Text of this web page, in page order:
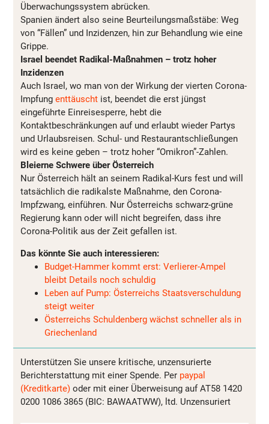
Überwachungssystem abrücken.
Spanien ändert also seine Beurteilungsmaßstäbe: Weg
von “Fällen” und Inzidenzen, hin zur Behandlung wie eine
Grippe.
Israel beendet Radikal-Maßnahmen – trotz hoher
Inzidenzen
Auch Israel, wo man von der Wirkung der vierten Corona-
Impfung enttäuscht ist, beendet die erst jüngst
eingeführte Einreisesperre, hebt die
Kontaktbeschränkungen auf und erlaubt wieder Partys
und Urlaubsreisen. Schul- und Restaurantschließungen
wird es keine geben – trotz hoher “Omikron”-Zahlen.
Bleierne Schwere über Österreich
Nur Österreich hält an seinem Radikal-Kurs fest und will
tatsächlich die radikalste Maßnahme, den Corona-
Impfzwang, einführen. Nur Österreichs schwarz-grüne
Regierung kann oder will nicht begreifen, dass ihre
Corona-Politik aus der Zeit gefallen ist.
Das könnte Sie auch interessieren:
Budget-Hammer kommt erst: Verlierer-Ampel
bleibt Details noch schuldig
Leben auf Pump: Österreichs Staatsverschuldung
steigt weiter
Österreichs Schuldenberg wächst schneller als in
Griechenland
Unterstützen Sie unsere kritische, unzensurierte
Berichterstattung mit einer Spende. Per paypal
(Kreditkarte) oder mit einer Überweisung auf AT58 1420
0200 1086 3865 (BIC: BAWAATWW), ltd. Unzensuriert